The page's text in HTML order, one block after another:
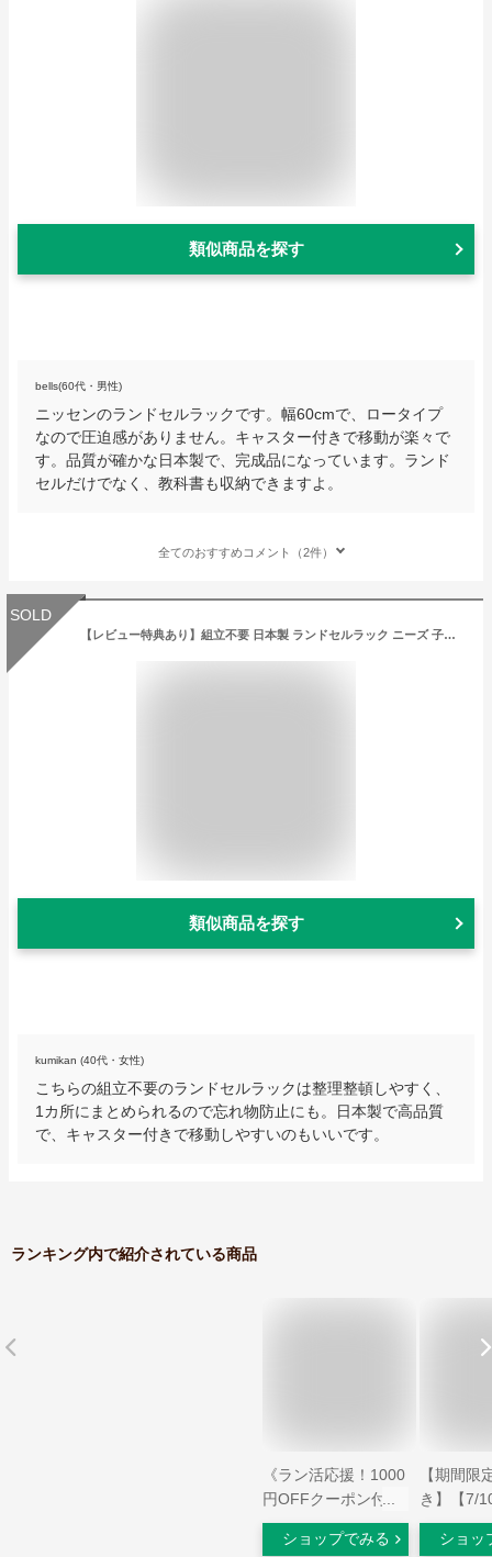
類似商品を探す
bells(60代・男性)
ニッセンのランドセルラックです。幅60cmで、ロータイプ
なので圧迫感がありません。キャスター付きで移動が楽々で
す。品質が確かな日本製で、完成品になっています。ランド
セルだけでなく、教科書も収納できますよ。
全てのおすすめコメント（2件）
SOLD
【レビュー特典あり】組立不要 日本製 ランドセルラック ニーズ 子ども部屋用収納家具 スリム RR-01W ホワイト 完成品 入学準備 新一年生 ランドセル用ラック 収納棚 整理整頓 忘れ物 防止 リビング学習 教科書 (ラッピング不可)(代引不可)(メーカー直送)(デジタルライフ)
類似商品を探す
kumikan (40代・女性)
こちらの組立不要のランドセルラックは整理整頓しやすく、
1カ所にまとめられるので忘れ物防止にも。日本製で高品質
で、キャスター付きで移動しやすいのもいいです。
ランキング内で紹介されている商品
《ラン活応援！1000
円OFFクーポン付》
ランドセルラック ス
リム ワイド キャス
ショップでみる
【期間限
き】【7/
ント10倍
式】ラン
ショッ